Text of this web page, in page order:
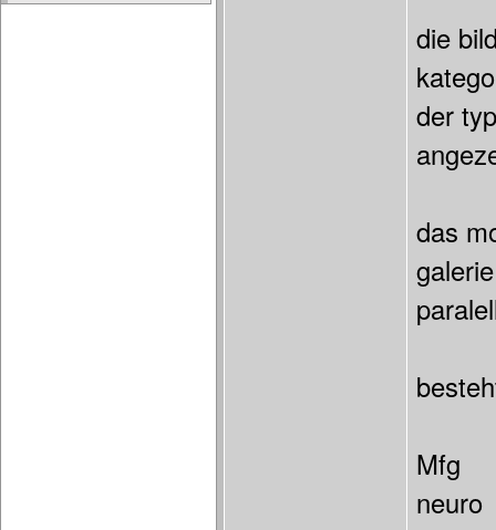
die
der
das
Mfg
neuro